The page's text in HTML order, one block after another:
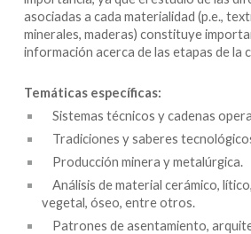
asociadas a cada materialidad (p.e.,
minerales, maderas) constituye
información acerca de las etapas de la
Temáticas específicas:
Sistemas técnicos y cadenas
Tradiciones y saberes
Producción minera y metalúrgica.
Análisis de material cerámico,
vegetal, óseo, entre otros.
Patrones de asentamiento,